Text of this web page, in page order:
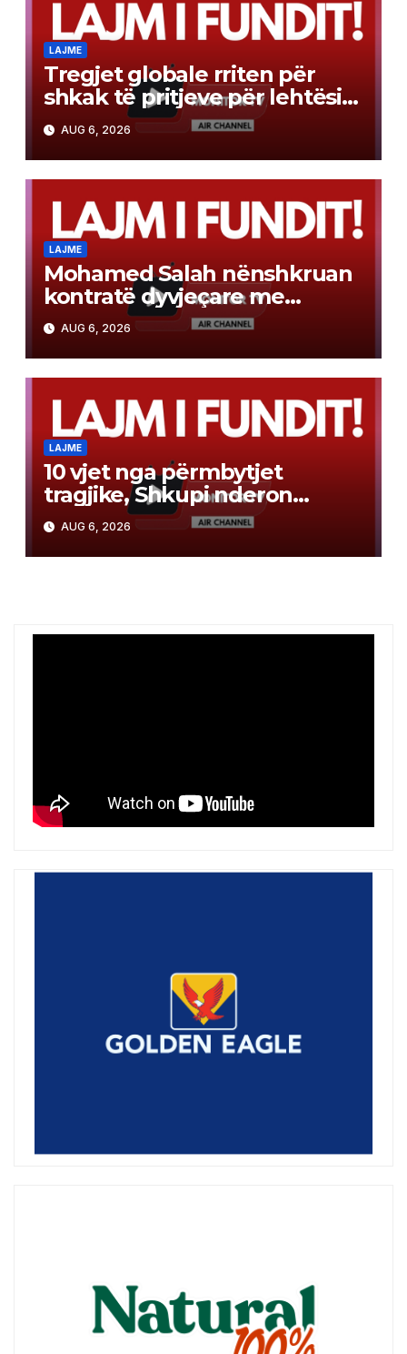
LAJME
Tregjet globale rriten për
shkak të pritjeve për lehtësim
të politikës monetare
AUG 6, 2026
LAJME
Mohamed Salah nënshkruan
kontratë dyvjeçare me
Trabzonsporin
AUG 6, 2026
LAJME
10 vjet nga përmbytjet
tragjike, Shkupi nderon
viktimat
AUG 6, 2026